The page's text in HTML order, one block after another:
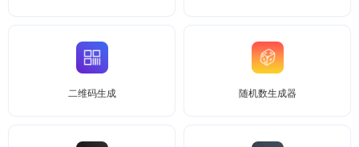
二维码生成 随机数生成器